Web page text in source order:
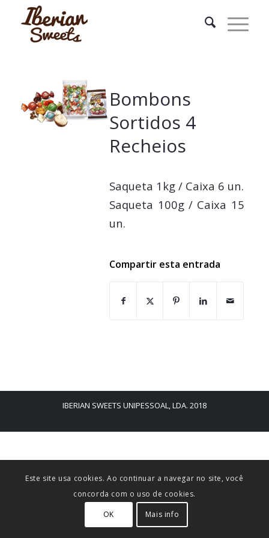
Bombons
Sortidos 4
Recheios
Saqueta 1kg / Caixa 6 un.
Saqueta 100g / Caixa 15
un.
Compartir esta entrada
IBERIAN SWEETS UNIPESSOAL, LDA. 2018
Este site usa cookies. Ao continuar a navegar no site, você
concorda com o uso de cookies.
OK Mais info